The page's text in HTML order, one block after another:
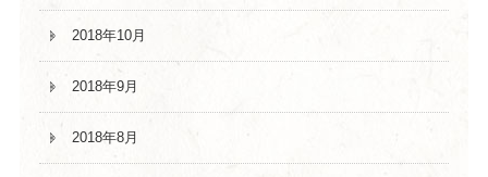
2018年10月
2018年9月
2018年8月